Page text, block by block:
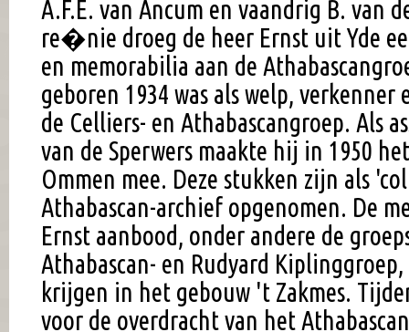
A.F.E. van Ancum en vaandrig B. van
re�nie droeg de heer Ernst uit Yde
en memorabilia aan de
geboren 1934 was als welp,
de Celliers- en Athabascangroep. Als
van de Sperwers maakte hij in 1950
Ommen mee. Deze stukken zijn als
Athabascan-archief opgenomen. De
Ernst aanbood, onder andere de
Athabascan- en Rudyard
krijgen in het gebouw 't Zakmes.
voor de overdracht van het